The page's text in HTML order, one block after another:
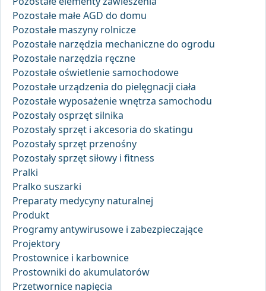
Pozostałe małe AGD do domu
Pozostałe maszyny rolnicze
Pozostałe narzędzia mechaniczne do ogrodu
Pozostałe narzędzia ręczne
Pozostałe oświetlenie samochodowe
Pozostałe urządzenia do pielęgnacji ciała
Pozostałe wyposażenie wnętrza samochodu
Pozostały osprzęt silnika
Pozostały sprzęt i akcesoria do skatingu
Pozostały sprzęt przenośny
Pozostały sprzęt siłowy i fitness
Pralki
Pralko suszarki
Preparaty medycyny naturalnej
Produkt
Programy antywirusowe i zabezpieczające
Projektory
Prostownice i karbownice
Prostowniki do akumulatorów
Przetwornice napięcia